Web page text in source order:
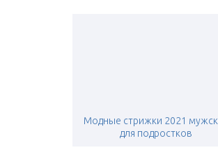
Модные стрижки 2021
для подростков